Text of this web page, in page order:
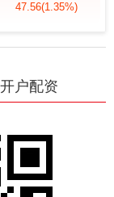
47.56(1.35%)
户配资